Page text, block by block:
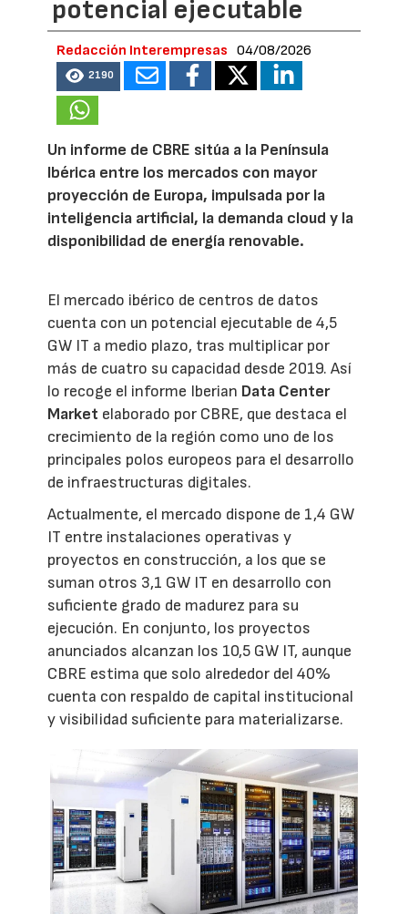
potencial ejecutable
Redacción Interempresas 04/08/2026
2190
Un informe de CBRE sitúa a la Península
Ibérica entre los mercados con mayor
proyección de Europa, impulsada por la
inteligencia artificial, la demanda cloud y la
disponibilidad de energía renovable.
El mercado ibérico de centros de datos
cuenta con un potencial ejecutable de 4,5
GW IT a medio plazo, tras multiplicar por
más de cuatro su capacidad desde 2019. Así
lo recoge el informe Iberian Data Center
Market elaborado por CBRE, que destaca el
crecimiento de la región como uno de los
principales polos europeos para el desarrollo
de infraestructuras digitales.
Actualmente, el mercado dispone de 1,4 GW
IT entre instalaciones operativas y
proyectos en construcción, a los que se
suman otros 3,1 GW IT en desarrollo con
suficiente grado de madurez para su
ejecución. En conjunto, los proyectos
anunciados alcanzan los 10,5 GW IT, aunque
CBRE estima que solo alrededor del 40%
cuenta con respaldo de capital institucional
y visibilidad suficiente para materializarse.